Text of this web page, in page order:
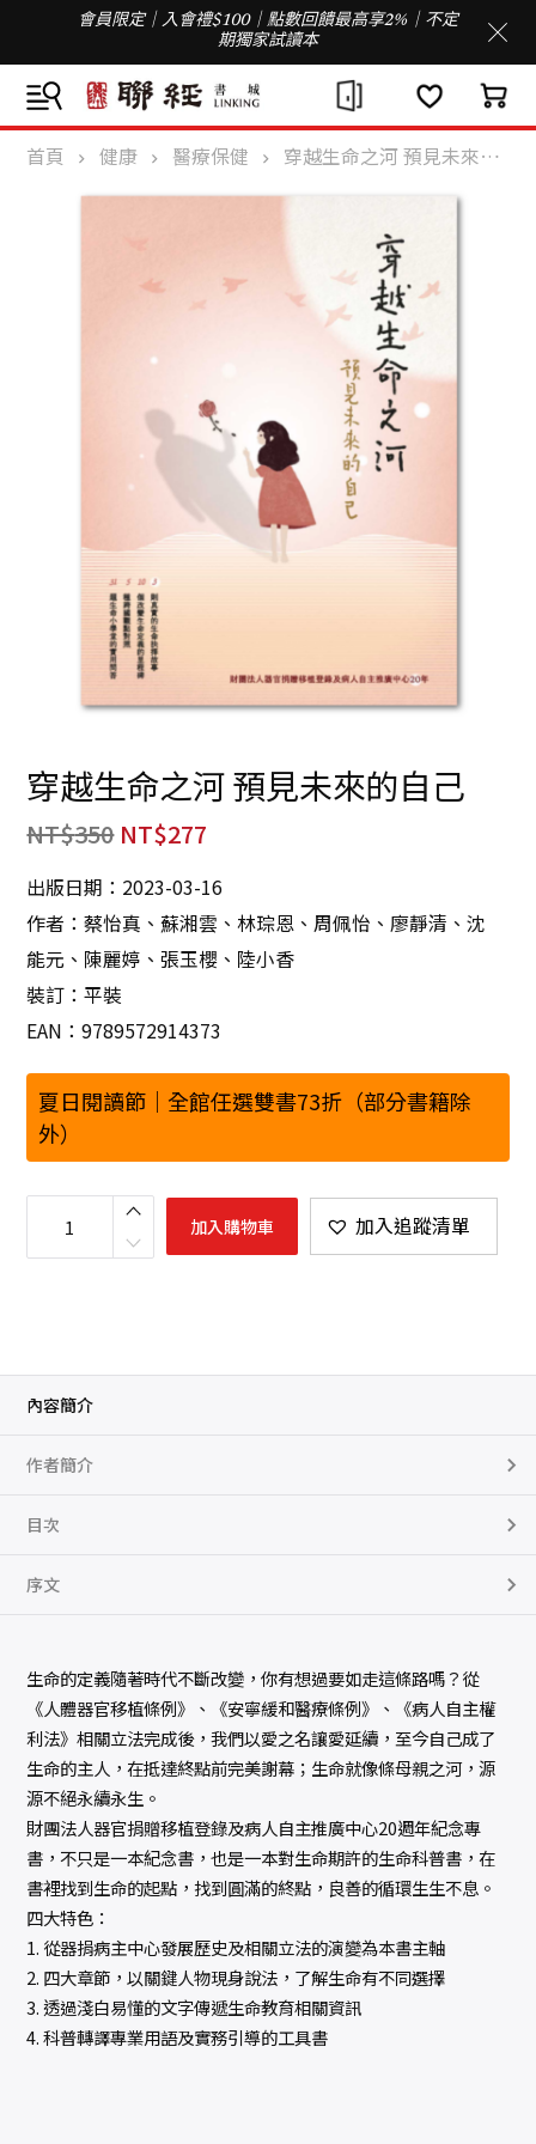
會員限定｜入會禮$100｜點數回饋最高享2%｜不定
期獨家試讀本
首頁 健康 醫療保健 穿越生命之河 預見未來的自己
穿越生命之河 預見未來的自己
NT$350 NT$277
出版日期：2023-03-16
作者：蔡怡真、蘇湘雲、林琮恩、周佩怡、廖靜清、沈
能元、陳麗婷、張玉櫻、陸小香
裝訂：平裝
EAN：9789572914373
夏日閱讀節｜全館任選雙書73折（部分書籍除
外）
穿
命
的
己
數
加入購物車 加入追蹤清單
內容簡介
作者簡介
目次
序文
生命的定義隨著時代不斷改變，你有想過要如走這條路嗎？從
《人體器官移植條例》、《安寧緩和醫療條例》、《病人自主權
利法》相關立法完成後，我們以愛之名讓愛延續，至今自己成了
生命的主人，在抵達終點前完美謝幕；生命就像條母親之河，源
源不絕永續永生。
財團法人器官捐贈移植登錄及病人自主推廣中心20週年紀念專
書，不只是一本紀念書，也是一本對生命期許的生命科普書，在
書裡找到生命的起點，找到圓滿的終點，良善的循環生生不息。
四大特色：
1. 從器捐病主中心發展歷史及相關立法的演變為本書主軸
2. 四大章節，以關鍵人物現身說法，了解生命有不同選擇
3. 透過淺白易懂的文字傳遞生命教育相關資訊
4. 科普轉譯專業用語及實務引導的工具書